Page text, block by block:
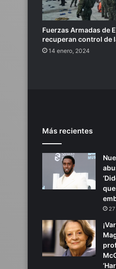
Fuerzas Armadas de
recuperan control de
14 enero, 2024
Más recientes